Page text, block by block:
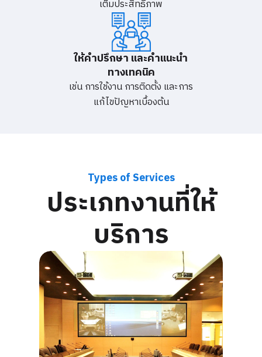
เต็มประสิทธิภาพ
ให้คำปรึกษา และคำแนะนำ
ทางเทคนิค
เช่น การใช้งาน การติดตั้ง และการ
แก้ไขปัญหาเบื้องต้น
Types of Services
ประเภทงานที่ให้
บริการ